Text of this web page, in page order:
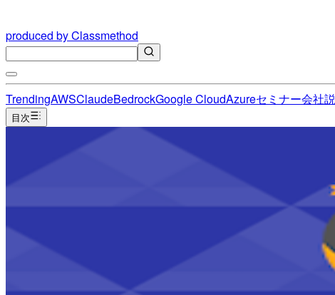
produced by Classmethod
TrendingAWSClaudeBedrockGoogle CloudAzureセミナー会社
目次